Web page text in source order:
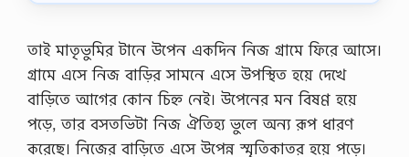
l
n
e
p
খু
ন
তাই মাতৃভুমির টানে উপেন একদিন নিজ গ্রামে ফিরে আসে।
গ্রামে এসে নিজ বাড়ির সামনে এসে উপস্থিত হয়ে দেখে
বাড়িতে আগের কোন চিহ্ন নেই। উপেনের মন বিষণ্ণ হয়ে
পড়ে, তার বসতভিটা নিজ ঐতিহ্য ভুলে অন্য রূপ ধারণ
করেছে। নিজের বাড়িতে এসে উপেন্ন স্মৃতিকাতর হয়ে পড়ে।